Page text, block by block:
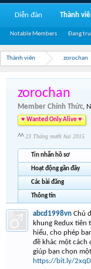
Thành viên zorochan
zorochan
Member Chính Thức,
♥ Wanted Only Alive ♥
^^ 23 Tháng mười hai 2015
Tin nhắn hồ sơ
Hoạt động gần đây
Các bài đăng
Thông tin
abcd1998vn Chủ
khung Redux tiên
hiểu, cho phép
đề khác một cách
giúp bạn chọn
https://bit.ly/
Diễn đàn Thành
Notable Members Đang